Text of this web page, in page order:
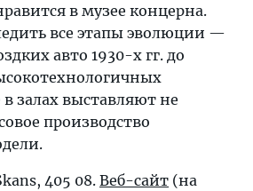
в музее концерна.
все этапы эволюции —
авто 1930-х гг. до
залах выставляют не
производство
405 08. Веб-сайт (на